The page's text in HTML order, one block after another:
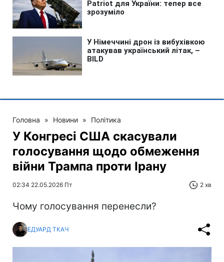
Головна » Новини » Політика
У Конгресі США скасували
голосування щодо обмеження
війни Трампа проти Ірану
02:34 22.05.2026 Пт 2 хв
Чому голосування перенесли?
ЕДУАРД ТКАЧ